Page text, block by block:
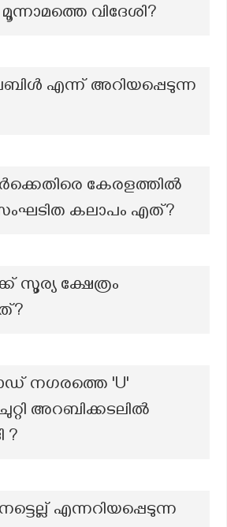
വിദേശി?
എന്ന് അറിയപ്പെടുന്ന
കേരളത്തിൽ
കലാപം എത്‌?
സൂര്യ ക്ഷേത്രം
നഗരത്തെ 'U'
അറബിക്കടലിൽ
?
എന്നറിയപ്പെടുന്ന